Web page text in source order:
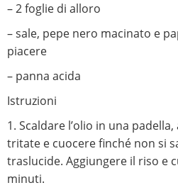
– 2 foglie di alloro
– sale, pepe nero macinato e
piacere
– panna acida
Istruzioni
1. Scaldare l’olio in una
tritate e cuocere finché non si
traslucide. Aggiungere il riso e
minuti.